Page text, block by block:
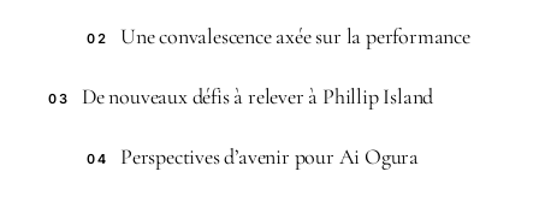
02 Une convalescence axée sur la performance
03 De nouveaux défis à relever à Phillip Island
04 Perspectives d’avenir pour Ai Ogura